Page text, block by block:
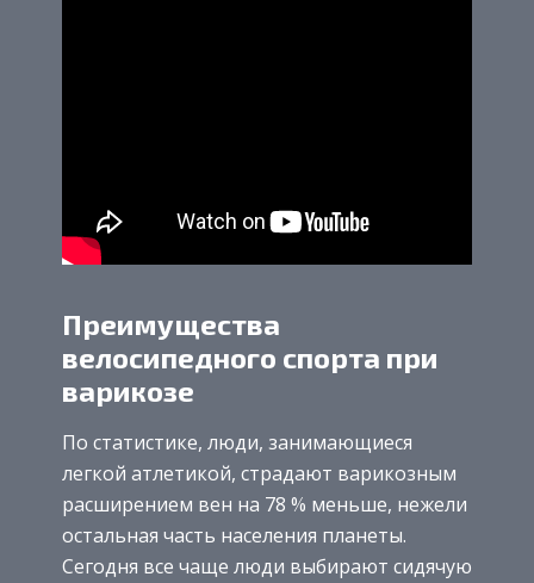
Преимущества
велосипедного спорта при
варикозе
По статистике, люди, занимающиеся
легкой атлетикой, страдают варикозным
расширением вен на 78 % меньше, нежели
остальная часть населения планеты.
Сегодня все чаще люди выбирают сидячую